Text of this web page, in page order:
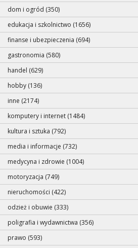
dom i ogród (350)
edukacja i szkolnictwo (1656)
finanse i ubezpieczenia (694)
gastronomia (580)
handel (629)
hobby (136)
inne (2174)
komputery i internet (1484)
kultura i sztuka (792)
media i informacje (732)
medycyna i zdrowie (1004)
motoryzacja (749)
nieruchomości (422)
odzież i obuwie (333)
poligrafia i wydawnictwa (356)
prawo (593)